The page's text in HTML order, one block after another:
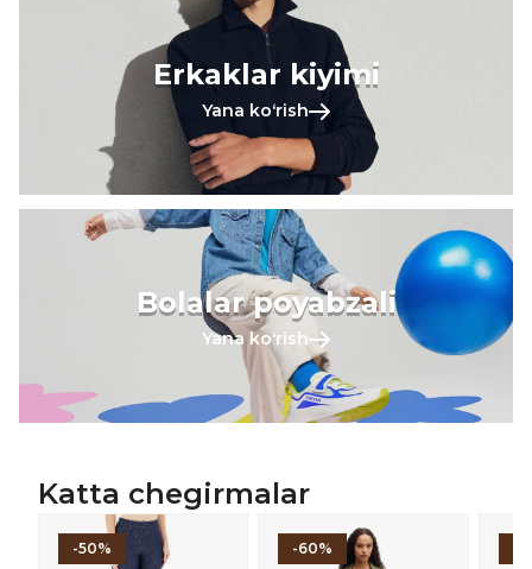
Erkaklar kiyimi
Yana koʻrish
Bolalar poyabzali
Yana koʻrish
Katta chegirmalar
-50% -60%